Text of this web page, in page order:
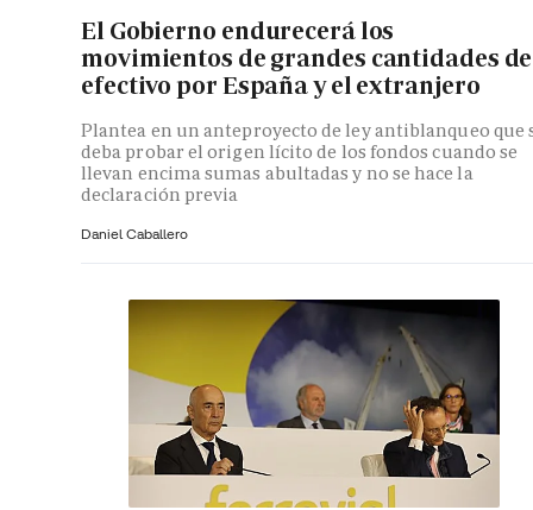
El Gobierno endurecerá los
movimientos de grandes cantidades de
efectivo por España y el extranjero
Plantea en un anteproyecto de ley antiblanqueo que
deba probar el origen lícito de los fondos cuando se
llevan encima sumas abultadas y no se hace la
declaración previa
Daniel Caballero